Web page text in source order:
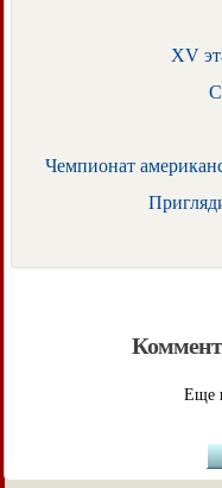
XV
Чемпионат
Еще